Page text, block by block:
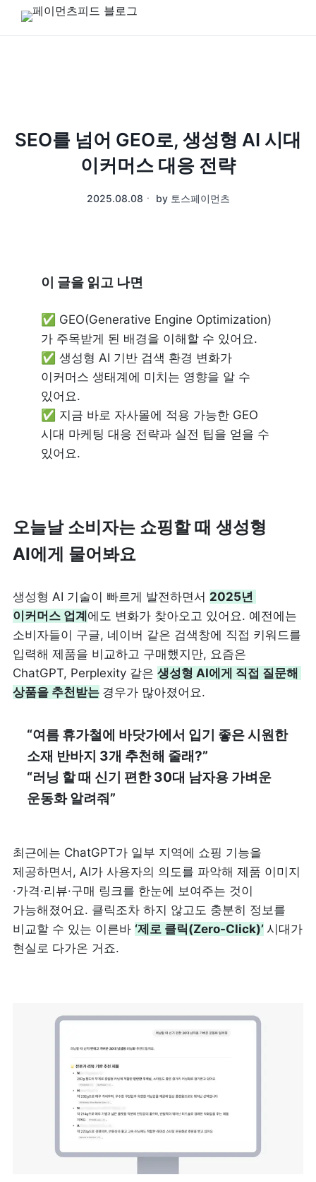
SEO를 넘어 GEO로, 생성형 AI 시대
이커머스 대응 전략
2025.08.08 ㆍ by 토스페이먼츠
이 글을 읽고 나면
✅ GEO(Generative Engine Optimization)
가 주목받게 된 배경을 이해할 수 있어요.
✅ 생성형 AI 기반 검색 환경 변화가
이커머스 생태계에 미치는 영향을 알 수
있어요.
✅ 지금 바로 자사몰에 적용 가능한 GEO
시대 마케팅 대응 전략과 실전 팁을 얻을 수
있어요.
오늘날 소비자는 쇼핑할 때 생성형
AI에게 물어봐요
생성형 AI 기술이 빠르게 발전하면서 2025년
이커머스 업계 에도 변화가 찾아오고 있어요. 예전에는
소비자들이 구글, 네이버 같은 검색창에 직접 키워드를
입력해 제품을 비교하고 구매했지만, 요즘은
ChatGPT, Perplexity 같은 생성형 AI에게 직접 질문해
상품을 추천받는 경우가 많아졌어요.
“여름 휴가철에 바닷가에서 입기 좋은 시원한
소재 반바지 3개 추천해 줄래?”
“러닝 할 때 신기 편한 30대 남자용 가벼운
운동화 알려줘”
최근에는 ChatGPT가 일부 지역에 쇼핑 기능을
제공하면서, AI가 사용자의 의도를 파악해 제품 이미지
·가격·리뷰·구매 링크를 한눈에 보여주는 것이
가능해졌어요. 클릭조차 하지 않고도 충분히 정보를
비교할 수 있는 이른바 ‘제로 클릭(Zero-Click)’ 시대가
현실로 다가온 거죠.